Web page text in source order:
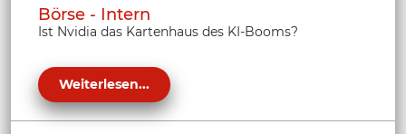
Börse - Intern
Ist Nvidia das Kartenhaus des KI-Booms?
Weiterlesen...